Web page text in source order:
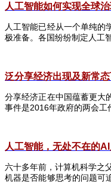
人工智能如何实现全球
人工智能已经从一个单纯
极准备。各国纷纷制定人工
泛分享经济出现及新常
分享经济正在中国蕴蓄更大
事件是2016年政府的两会工
人工智能，无处不在的AI
六十多年前，计算机科学之
机器是否能够思考的问题可